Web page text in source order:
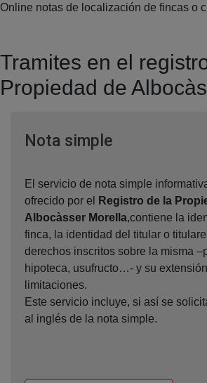
Online notas de localización de fincas o
Tramites en el
Propiedad de
Nota simpleVentana nueva
El servicio de nota simple
ofrecido por el
Registro de la
Albocàsser Morella,contiene la
finca, la identidad del titular o
derechos inscritos sobre la misma
hipoteca, usufructo…- y su
limitaciones.
Este servicio incluye, si así se
al inglés de la nota simple.